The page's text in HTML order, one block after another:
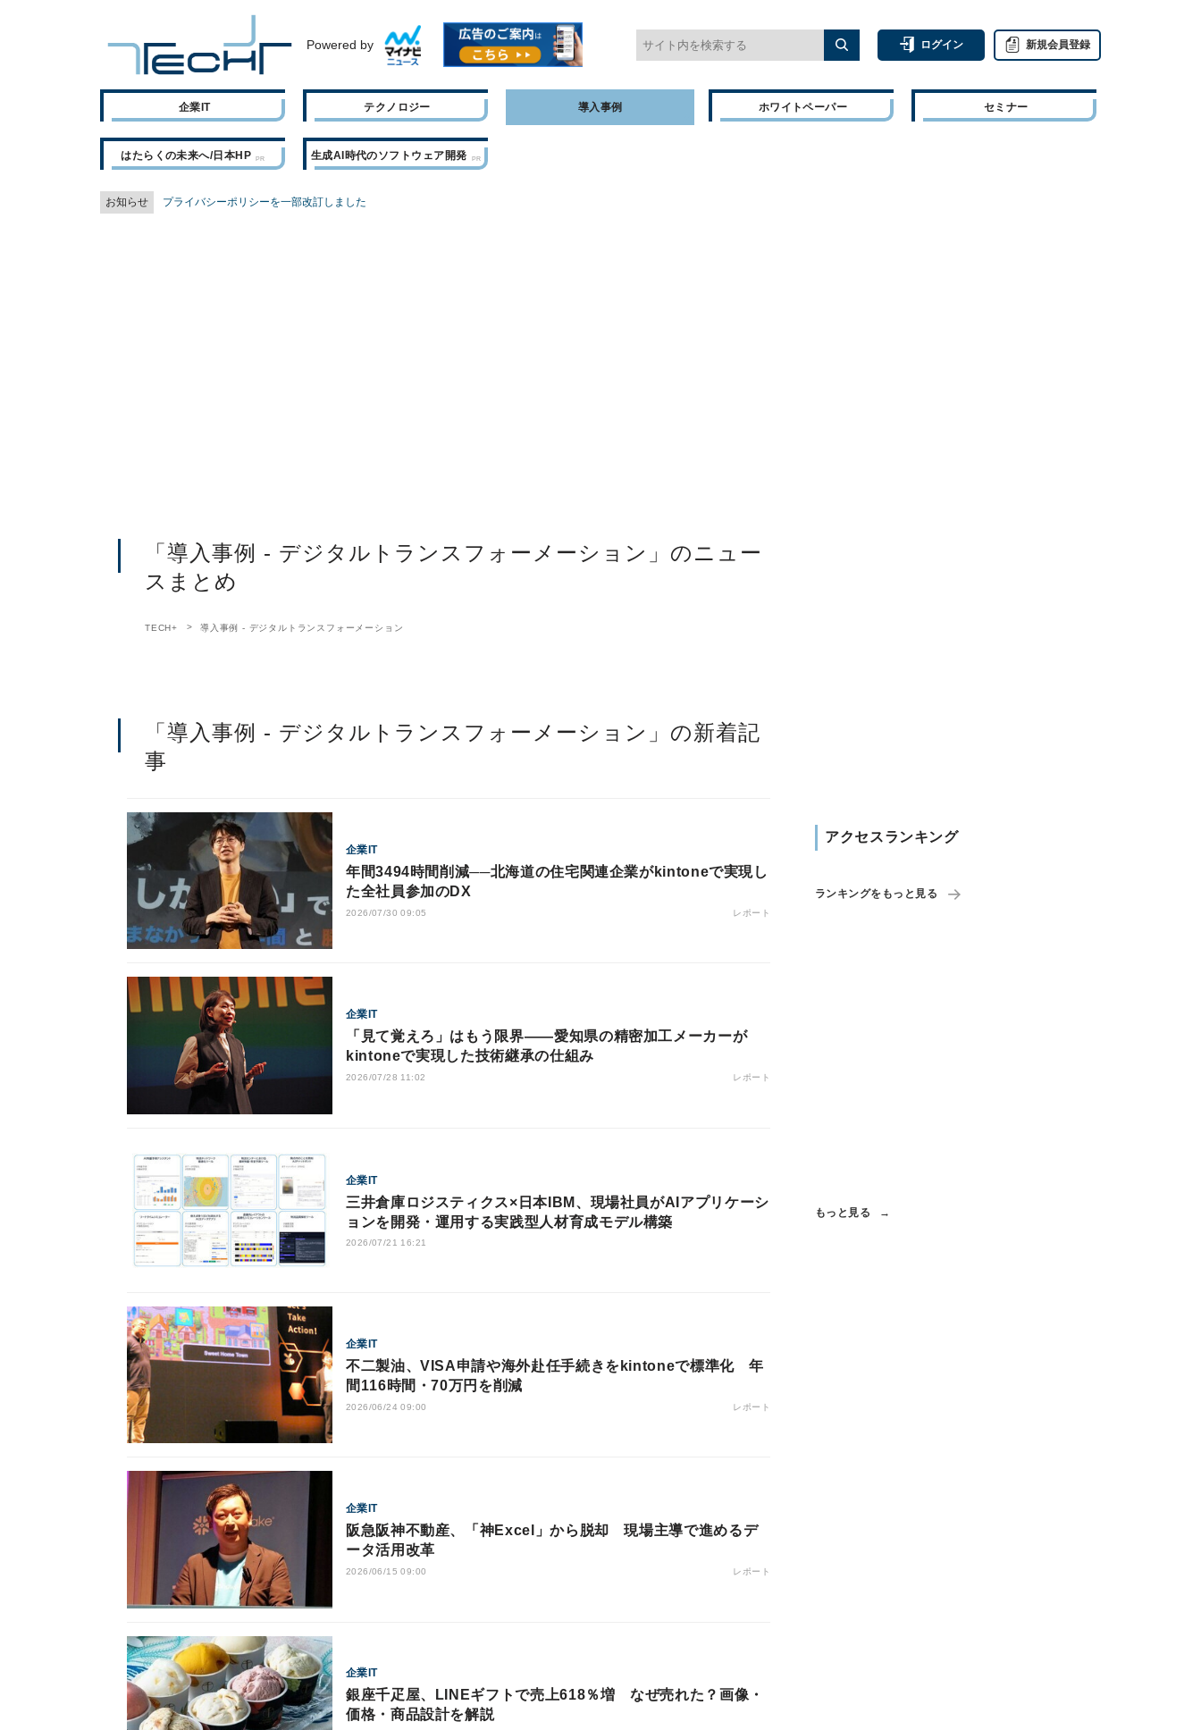
Powered by ログイン 新規会員登録
企業IT テクノロジー 導入事例 ホワイトペーパー セミナー
はたらくの未来へ/日本HP 生成AI時代のソフトウェア開発
お知らせ プライバシーポリシーを一部改訂しました
「導入事例 - デジタルトランスフォーメーション」のニュー
スまとめ
TECH+ 導入事例 - デジタルトランスフォーメーション
「導入事例 - デジタルトランスフォーメーション」の新着記
事
企業IT
年間3494時間削減──北海道の住宅関連企業がkintoneで実現し
た全社員参加のDX
2026/07/30 09:05 レポート
企業IT
「見て覚えろ」はもう限界――愛知県の精密加工メーカーが
kintoneで実現した技術継承の仕組み
2026/07/28 11:02 レポート
企業IT
三井倉庫ロジスティクス×日本IBM、現場社員がAIアプリケーシ
ョンを開発・運用する実践型人材育成モデル構築
2026/07/21 16:21
企業IT
不二製油、VISA申請や海外赴任手続きをkintoneで標準化 年
間116時間・70万円を削減
2026/06/24 09:00 レポート
企業IT
阪急阪神不動産、「神Excel」から脱却 現場主導で進めるデ
ータ活用改革
2026/06/15 09:00 レポート
企業IT
銀座千疋屋、LINEギフトで売上618％増 なぜ売れた？画像・
価格・商品設計を解説
アクセスランキング
ランキングをもっと見る
もっと見る